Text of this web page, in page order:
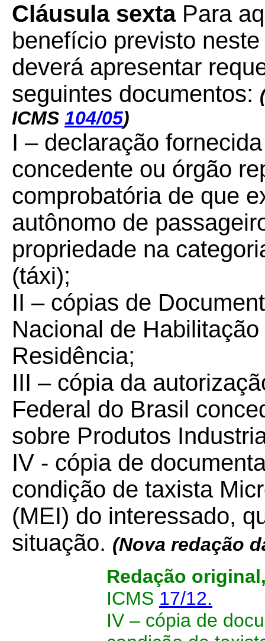
Cláusula sextaPara
benefício previsto
deverá apresentar
seguintes documentos:
ICMS 104/05)
I – declaração
concedente ou órgão
comprobatória de que
autônomo de
propriedade na
(táxi);
II – cópias de
Nacional de
Residência;
III – cópia da
Federal do Brasil
sobre Produtos
IV - cópia de
condição de taxista
(MEI) do interessado,
situação. (Nova redação
Redação
ICMS 17/12.
IV – cópia de